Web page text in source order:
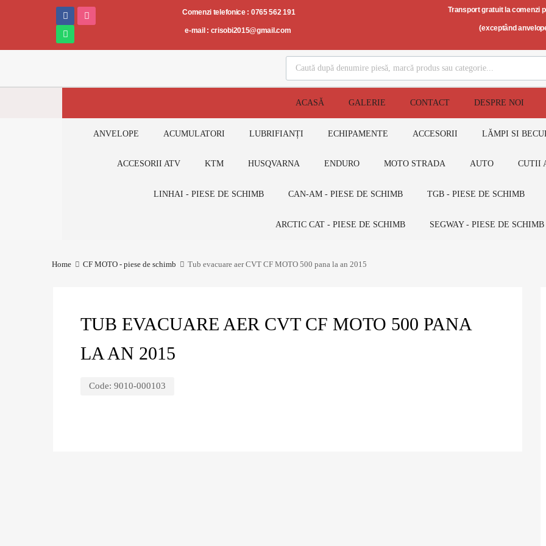
AUTO-
Comenzi telefonice : 0765 562 191
e-mail : crisobi2015@gmail.com
Transport gratuit la comenzi
(exceptând
ACASĂ GALERIE CONTACT DESPRE NOI
ANVELOPE ACUMULATORI LUBRIFIANȚI ECHIPAMENTE ACCESORII LĂMPI SI
ACCESORII ATV KTM HUSQVARNA ENDURO MOTO STRADA AUTO CUTII
LINHAI - PIESE DE SCHIMB CAN-AM - PIESE DE SCHIMB TGB - PIESE DE SCHIMB
ARCTIC CAT - PIESE DE SCHIMB SEGWAY - PIESE DE SCHIMB
Home CF MOTO - piese de schimb Tub evacuare aer CVT CF MOTO 500 pana la an 2015
TUB EVACUARE AER CVT CF MOTO 500 PANA
LA AN 2015
Code: 9010-000103